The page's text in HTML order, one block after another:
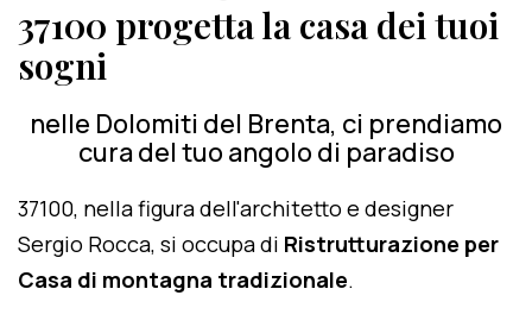
37100 progetta la casa dei tuoi
sogni
nelle Dolomiti del Brenta, ci prendiamo
cura del tuo angolo di paradiso
37100, nella figura dell'architetto e designer
Sergio Rocca, si occupa di Ristrutturazione per
Casa di montagna tradizionale.